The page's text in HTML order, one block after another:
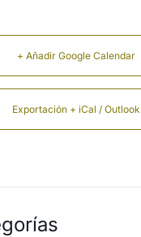
+ Añadir Google Calendar
Exportación + iCal / Outlook